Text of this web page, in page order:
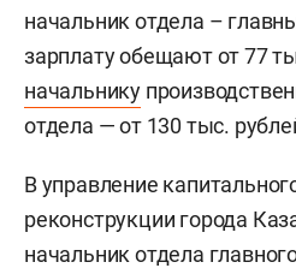
начальник отдела –
зарплату обещают от 77
начальнику
отдела — от 130 тыс.
В управление
реконструкции города
начальник отдела